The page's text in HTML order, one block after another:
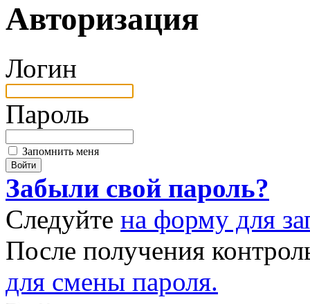
Авторизация
Логин
Пароль
Запомнить меня
Забыли свой пароль?
Следуйте на форму для
После получения
для смены пароля.